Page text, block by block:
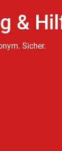
&
Sicher.